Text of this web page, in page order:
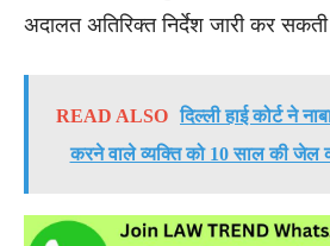
अदालत अतिरिक्त निर्देश जारी कर
READ ALSO दिल्ली हाई कोर्ट ने
करने वाले व्यक्ति को 10 साल की जेल